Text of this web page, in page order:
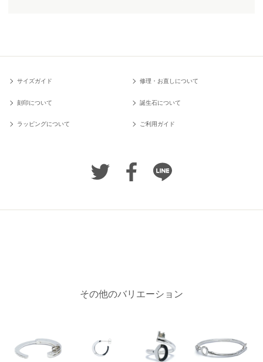
サイズガイド 修理・お直しについて
刻印について 誕生石について
ラッピングについて ご利用ガイド
その他のバリエーション